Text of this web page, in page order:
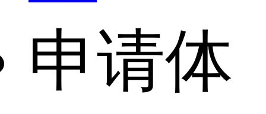
申请体